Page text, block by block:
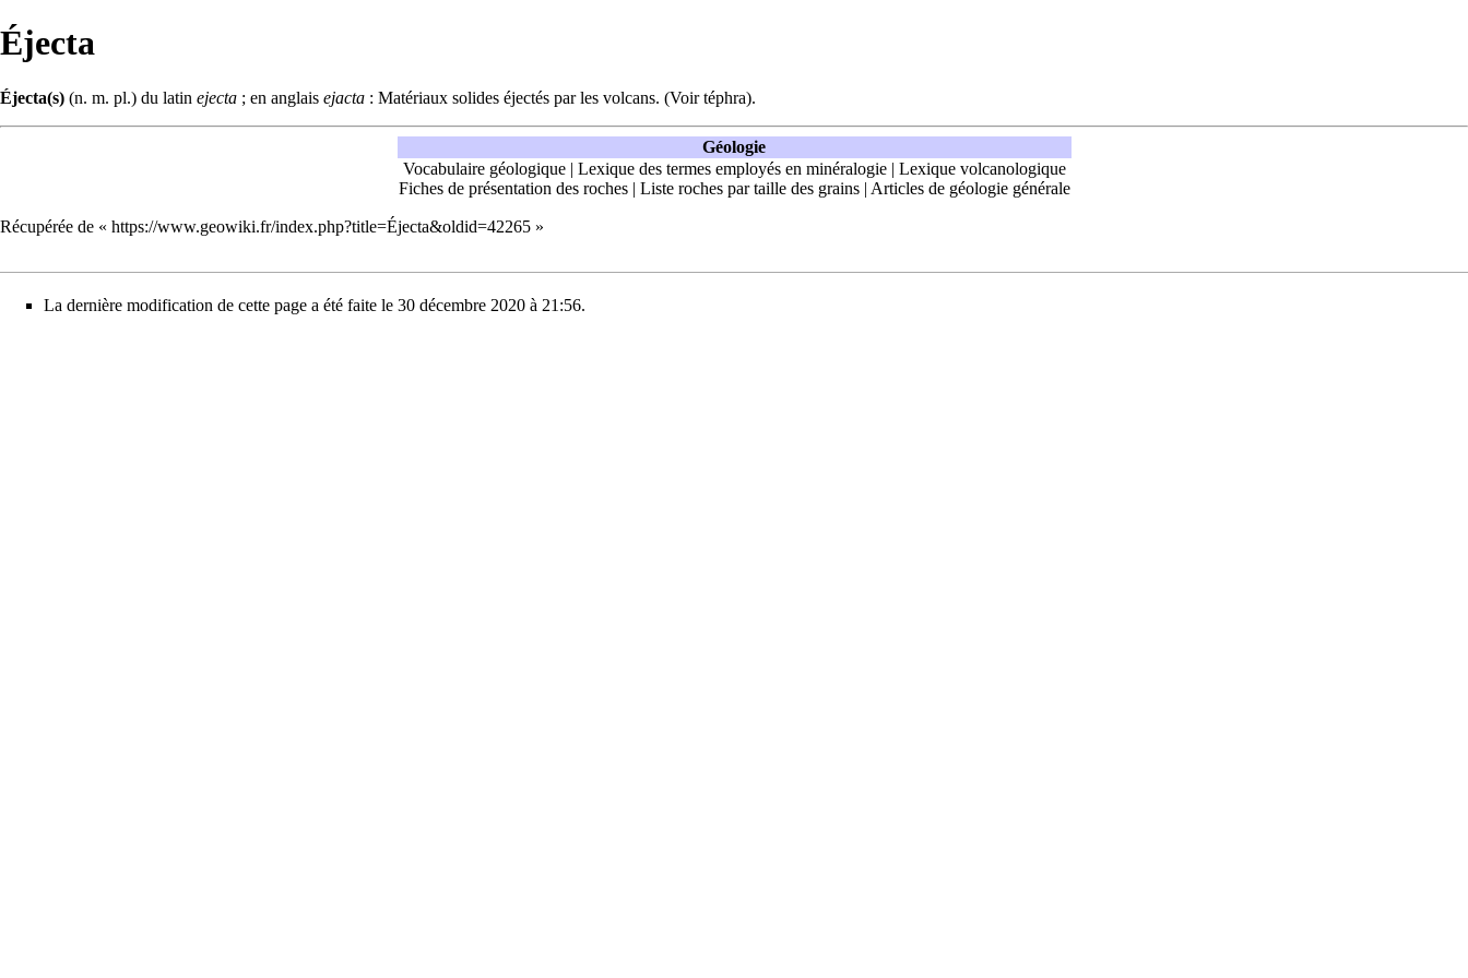
Éjecta
Éjecta(s) (n. m. pl.) du latin ejecta ; en anglais ejacta : Matériaux solides éjectés par les volcans. (Voirtéphra).
Géologie
Vocabulaire géologique| Lexique des termes employés en minéralogie| Lexique volcanologique
Fiches de présentation des roches| Liste roches par taille des grains| Articles de géologie générale
Récupérée de « https://www.geowiki.fr/index.php?title=Éjecta&oldid=42265 »
La dernière modification de cette page a été faite le 30 décembre 2020 à 21:56.